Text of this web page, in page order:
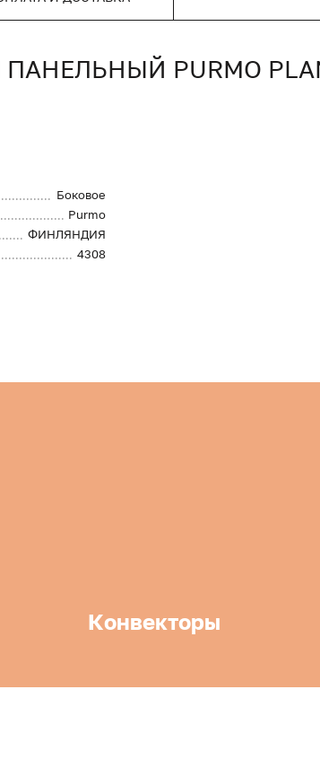
PURMO
Боковое
Purmo
ФИНЛЯНДИЯ
4308
Конвекторы